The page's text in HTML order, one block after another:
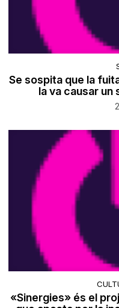
Se sospita que la
la va causar un
«Sinergies» és el